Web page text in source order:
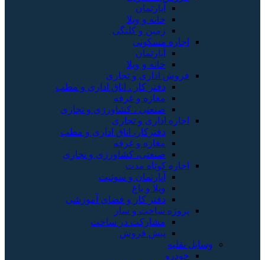
آپارتمان
خانه و ویلا
زمین و کلنگی
اجاره مسکونی
آپارتمان
خانه و ویلا
فروش اداری و تجاری
دفتر کار ، اتاق اداری و مطب
مغازه و غرفه
صنعتی ، کشاورزی و تجاری
اجاره اداری و تجاری
دفترکار، اتاق اداری و مطب
مغازه و غرفه
صنعتی، کشاورزی و تجاری
اجاره کوتاه مدت
آپارتمان و سوئیت
ویلا و باغ
دفتر کار و فضای آموزشی
پروژه ساخت و ساز
مشارکت در ساخت
پیش فروش
وسایل نقلیه
خودرو